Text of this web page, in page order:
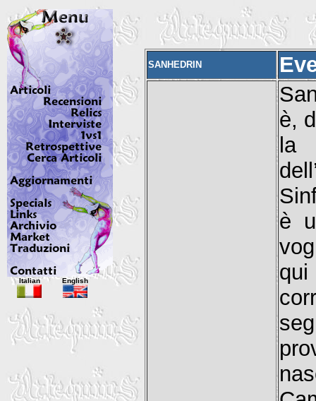
SANHEDRIN
è,
la
è
qui
Italian English